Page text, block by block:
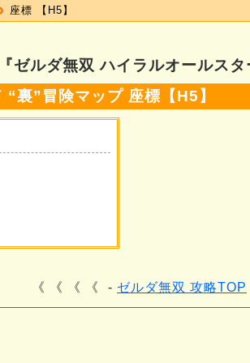
ゼルダ無双 ハイラルオールス
裏”冒険マップ 座標【H5】
《 《 《 ゼルダ無双 攻略TOP
座標 【H5】